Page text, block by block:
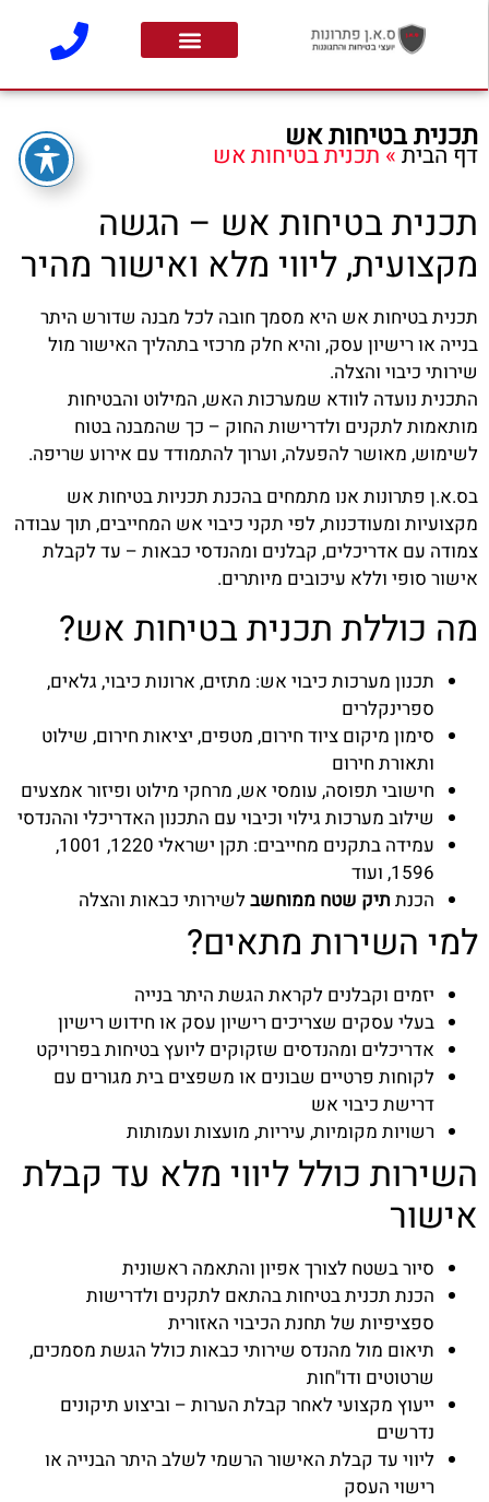
תכנית בטיחות אש
דף הבית»תכנית בטיחות אש
תכנית בטיחות אש – הגשה
מקצועית, ליווי מלא ואישור מהיר
תכנית בטיחות אש היא מסמך חובה לכל מבנה שדורש היתר
בנייה או רישיון עסק, והיא חלק מרכזי בתהליך האישור מול
שירותי כיבוי והצלה.
התכנית נועדה לוודא שמערכות האש, המילוט והבטיחות
מותאמות לתקנים ולדרישות החוק – כך שהמבנה בטוח
לשימוש, מאושר להפעלה, וערוך להתמודד עם אירוע שריפה.
בס.א.ן פתרונות אנו מתמחים בהכנת תכניות בטיחות אש
מקצועיות ומעודכנות, לפי תקני כיבוי אש המחייבים, תוך עבודה
צמודה עם אדריכלים, קבלנים ומהנדסי כבאות – עד לקבלת
אישור סופי וללא עיכובים מיותרים.
מה כוללת תכנית בטיחות אש?
תכנון מערכות כיבוי אש: מתזים, ארונות כיבוי, גלאים,
ספרינקלרים
סימון מיקום ציוד חירום, מטפים, יציאות חירום, שילוט
ותאורת חירום
חישובי תפוסה, עומסי אש, מרחקי מילוט ופיזור אמצעים
שילוב מערכות גילוי וכיבוי עם התכנון האדריכלי וההנדסי
עמידה בתקנים מחייבים: תקן ישראלי 1220, 1001,
1596, ועוד
הכנת תיק שטח ממוחשבלשירותי כבאות והצלה
למי השירות מתאים?
יזמים וקבלנים לקראת הגשת היתר בנייה
בעלי עסקים שצריכים רישיון עסק או חידוש רישיון
אדריכלים ומהנדסים שזקוקים ליועץ בטיחות בפרויקט
לקוחות פרטיים שבונים או משפצים בית מגורים עם
דרישת כיבוי אש
רשויות מקומיות, עיריות, מועצות ועמותות
השירות כולל ליווי מלא עד קבלת
אישור
סיור בשטח לצורך אפיון והתאמה ראשונית
הכנת תכנית בטיחות בהתאם לתקנים ולדרישות
ספציפיות של תחנת הכיבוי האזורית
תיאום מול מהנדס שירותי כבאות כולל הגשת מסמכים,
שרטוטים ודו"חות
ייעוץ מקצועי לאחר קבלת הערות – וביצוע תיקונים
נדרשים
ליווי עד קבלת האישור הרשמי לשלב היתר הבנייה או
רישוי העסק